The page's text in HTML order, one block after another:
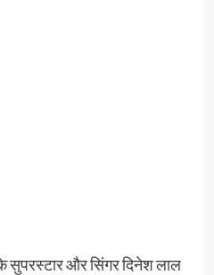
सुपरस्टार और सिंगर दिनेश लाल